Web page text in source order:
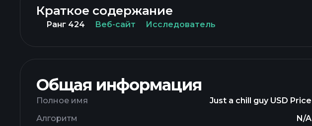
Краткое содержание
Ранг 424 Веб-сайт Исследователь
Общая информация
Полное имя
Just a chill guy USD Price
Алгоритм
N/A